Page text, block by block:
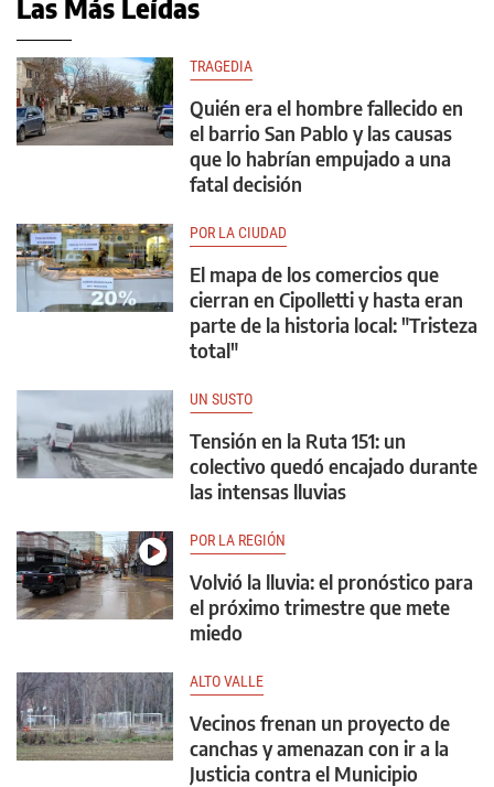
Las Más Leídas
TRAGEDIA
Quién era el hombre fallecido en
el barrio San Pablo y las causas
que lo habrían empujado a una
fatal decisión
POR LA CIUDAD
El mapa de los comercios que
cierran en Cipolletti y hasta eran
parte de la historia local: "Tristeza
total"
UN SUSTO
Tensión en la Ruta 151: un
colectivo quedó encajado durante
las intensas lluvias
POR LA REGIÓN
Volvió la lluvia: el pronóstico para
el próximo trimestre que mete
miedo
ALTO VALLE
Vecinos frenan un proyecto de
canchas y amenazan con ir a la
Justicia contra el Municipio